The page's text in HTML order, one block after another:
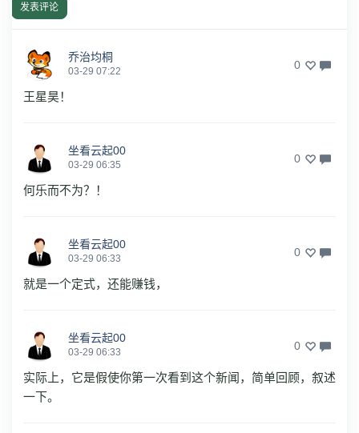
发表评论
乔治均桐
03-29 07:22 0
王星昊！
坐看云起00
03-29 06:35 0
何乐而不为？！
坐看云起00
03-29 06:33 0
就是一个定式，还能赚钱，
坐看云起00
03-29 06:33 0
实际上，它是假使你第一次看到这个新闻，简单回顾，叙述
一下。